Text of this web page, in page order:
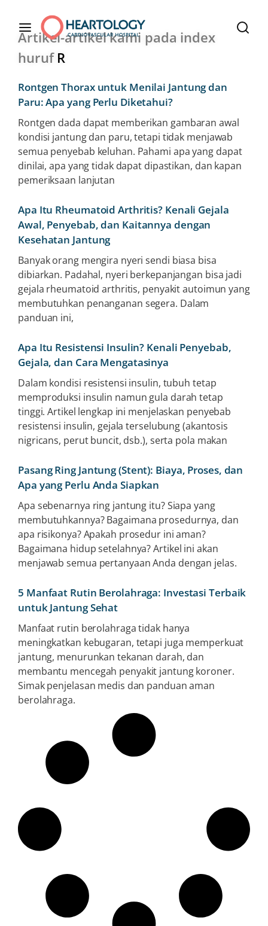
Artikel-artikel kami pada index
hurufR
Rontgen Thorax untuk Menilai Jantung dan
Paru: Apa yang Perlu Diketahui?
Rontgen dada dapat memberikan gambaran awal
kondisi jantung dan paru, tetapi tidak menjawab
semua penyebab keluhan. Pahami apa yang dapat
dinilai, apa yang tidak dapat dipastikan, dan kapan
pemeriksaan lanjutan
Apa Itu Rheumatoid Arthritis? Kenali Gejala
Awal, Penyebab, dan Kaitannya dengan
Kesehatan Jantung
Banyak orang mengira nyeri sendi biasa bisa
dibiarkan. Padahal, nyeri berkepanjangan bisa jadi
gejala rheumatoid arthritis, penyakit autoimun yang
membutuhkan penanganan segera. Dalam
panduan ini,
Apa Itu Resistensi Insulin? Kenali Penyebab,
Gejala, dan Cara Mengatasinya
Dalam kondisi resistensi insulin, tubuh tetap
memproduksi insulin namun gula darah tetap
tinggi. Artikel lengkap ini menjelaskan penyebab
resistensi insulin, gejala terselubung (akantosis
nigricans, perut buncit, dsb.), serta pola makan
Pasang Ring Jantung (Stent): Biaya, Proses, dan
Apa yang Perlu Anda Siapkan
Apa sebenarnya ring jantung itu? Siapa yang
membutuhkannya? Bagaimana prosedurnya, dan
apa risikonya? Apakah prosedur ini aman?
Bagaimana hidup setelahnya? Artikel ini akan
menjawab semua pertanyaan Anda dengan jelas.
5 Manfaat Rutin Berolahraga: Investasi Terbaik
untuk Jantung Sehat
Manfaat rutin berolahraga tidak hanya
meningkatkan kebugaran, tetapi juga memperkuat
jantung, menurunkan tekanan darah, dan
membantu mencegah penyakit jantung koroner.
Simak penjelasan medis dan panduan aman
berolahraga.